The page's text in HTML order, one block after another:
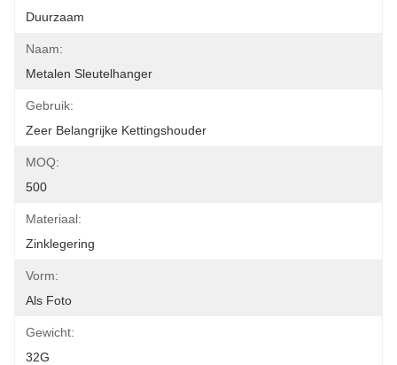
Duurzaam
Naam:
Metalen Sleutelhanger
Gebruik:
Zeer Belangrijke Kettingshouder
MOQ:
500
Materiaal:
Zinklegering
Vorm:
Als Foto
Gewicht:
32G